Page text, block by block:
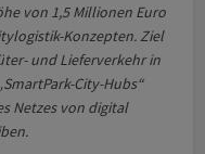
von 1,5 Millionen Euro
Konzepten. Ziel
und Lieferverkehr in
City-Hubs“
Netzes von digital